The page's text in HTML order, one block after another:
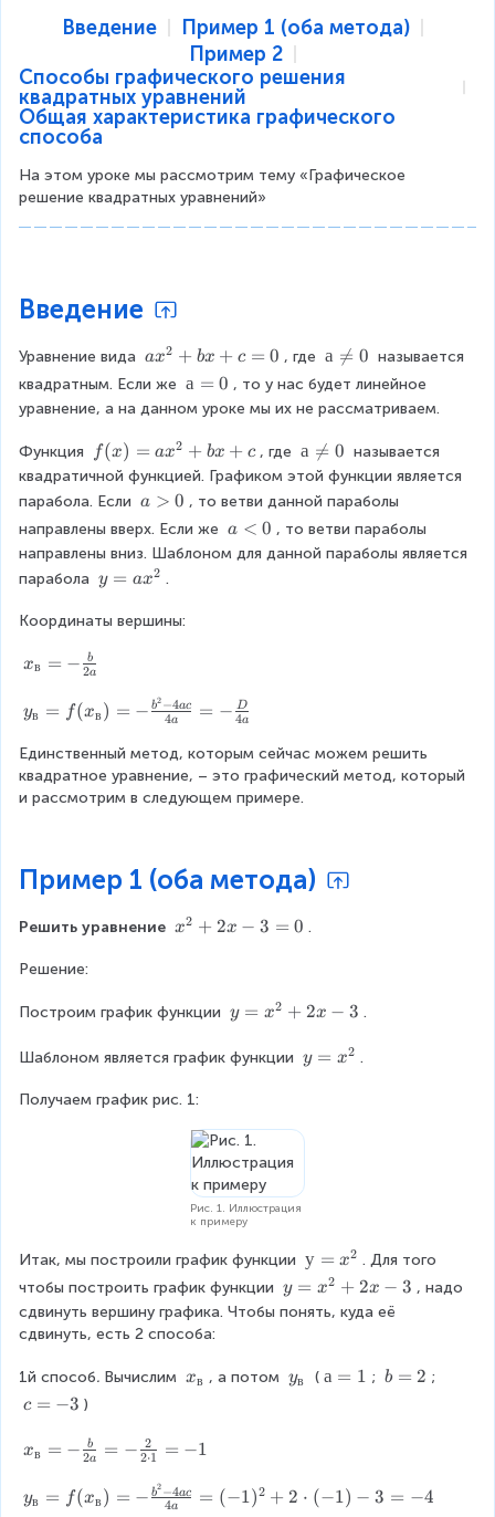
Введение
Пример 1 (оба метода)
Пример 2
Способы графического решения
квадратных уравнений
Общая характеристика графического
способа
На этом уроке мы рассмотрим тему «Графическое
решение квадратных уравнений»
Введение
Уравнение вида a
x
2
+
x
+
c
=
0
ax2 + bx + c = 0 , где а
≠
а 
= 0 называется
квадратным. Если же а
=
а = 0 , то у нас будет линейное
уравнение, а на данном уроке мы их не рассматриваем.
Функция
f(
x
)
a
x
^
+
x
c
f(x) = ax2 + bx + c , где а
≠
0
а 
= 0 называется
квадратичной функцией. Графиком этой функции является
парабола. Если a
>
a > 0 , то ветви данной параболы
направлены вверх. Если же a
<
a < 0 , то ветви параболы
направлены вниз. Шаблоном для данной параболы является
парабола y
a
y = ax2 .
Координаты вершины:
x
{
}
=
-
c
b
{
a
xв = − 2a
b
y
{
в
}
_
в
)
-
fr
c
-
4
a
c
{
a
=
\
yв = f(xв) = − 4a
b
2 −4ac = − 4a
D
Единственный метод, которым сейчас можем решить
квадратное уравнение, – это графический метод, который
и рассмотрим в следующем примере.
Пример 1 (оба метода)
Решить уравнение x
}
2
-
x2 + 2x − 3 = 0 .
Решение:
Построим график функции y
x
}
+
2
x
3
y = x2 + 2x − 3 .
Шаблоном является график функции y
{
}
y = x2 .
Получаем график рис. 1:
Рис. 1. Иллюстрация
к примеру
Итак, мы построили график функции у
=
x
у = x2 . Для того
чтобы построить график функции y
=
{
x
y = x2 + 2x − 3 , надо
сдвинуть вершину графика. Чтобы понять, куда её
сдвинуть, есть 2 способа:
1й способ. Вычислим x
xв , а потом y
yв ( а
а = 1 ; b
b = 2 ;
c
-
c = −3 )
x
{
xв = − 2a
b = − 2⋅1
2 = −1
y
yв = f(xв) = − 4a
b
2 −4ac = (−1)2 + 2 ⋅ (−1) − 3 = −4